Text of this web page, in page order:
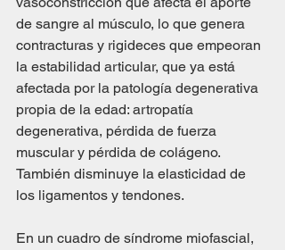
de sangre al músculo, lo que genera
contracturas y rigideces que empeoran
la estabilidad articular, que ya está
afectada por la patología degenerativa
propia de la edad: artropatía
degenerativa, pérdida de fuerza
muscular y pérdida de colágeno.
También disminuye la elasticidad de
los ligamentos y tendones.
En un cuadro de síndrome miofascial,